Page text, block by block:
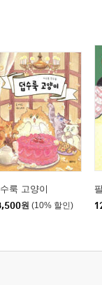
룩 고양이
원 (10% 할인)